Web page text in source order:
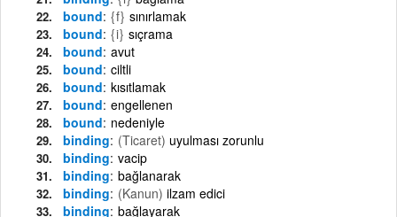
bound {f} sınırlamak
bound {i} sıçrama
bound avut
bound ciltli
bound kısıtlamak
bound engellenen
bound nedeniyle
binding (Ticaret) uyulması zorunlu
binding vacip
binding bağlanarak
binding (Kanun) ilzam edici
binding bağlayarak